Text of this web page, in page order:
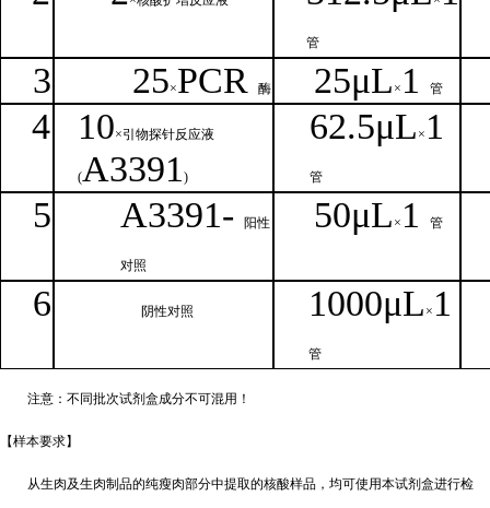
管
3 25×PCR 酶 25μL × 1 管
4 10×引物探针反应液
(A3391)
62.5μL × 1
管
5 A3391- 阳性
对照
50μL × 1管
6 阴性对照 1000μL × 1
管
注意：不同批次试剂盒成分不可混用！
【样本要求】
从生肉及生肉制品的纯瘦肉部分中提取的核酸样品，均可使用本试剂盒进行检